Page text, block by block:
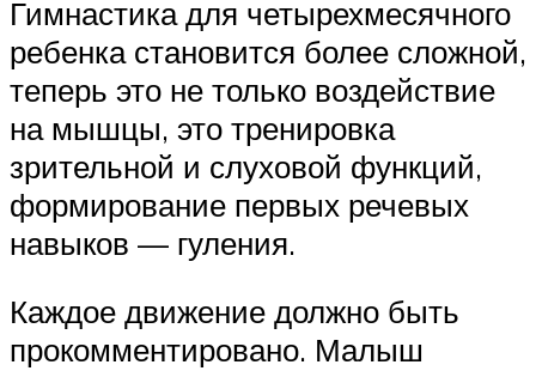
Гимнастика для четырехмесячного
ребенка становится более сложной,
теперь это не только воздействие
на мышцы, это тренировка
зрительной и слуховой функций,
формирование первых речевых
навыков — гуления.
Каждое движение должно быть
прокомментировано. Малыш